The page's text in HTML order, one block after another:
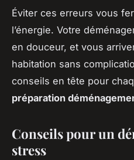
Éviter ces erreurs vous
l’énergie. Votre
en douceur, et vous
habitation sans
conseils en tête pour
préparation
Conseils pour un
stress